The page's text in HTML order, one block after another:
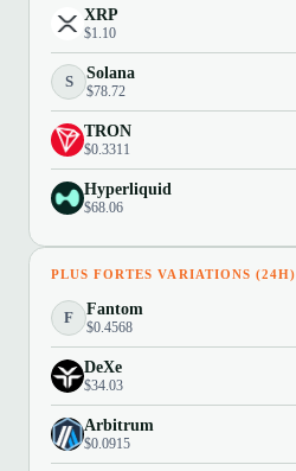
XRP
$1.10
S Solana
$78.72
TRON
$0.3311
Hyperliquid
$68.06
PLUS FORTES VARIATIONS (24H)
F Fantom
$0.4568
DeXe
$34.03
Arbitrum
$0.0915